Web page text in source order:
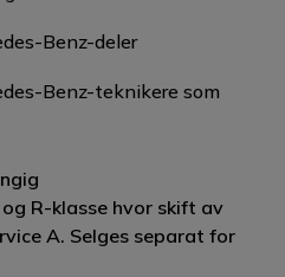
Benz-deler
Benz-teknikere som
og R-klasse hvor skift av
A. Selges separat for